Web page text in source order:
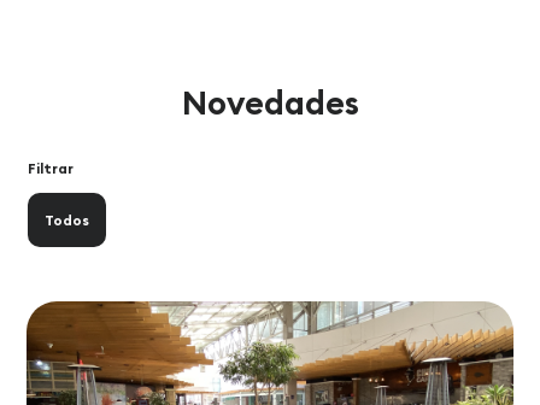
Novedades
Filtrar
Todos